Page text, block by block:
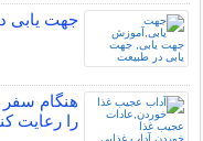
جهت یابی
هنگام سفر
را رعایت